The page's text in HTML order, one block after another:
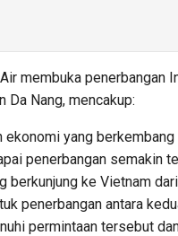
membuka penerbangan
Da Nang, mencakup:
ekonomi yang
penerbangan semakin
berkunjung ke Vietnam
penerbangan antara
permintaan tersebut